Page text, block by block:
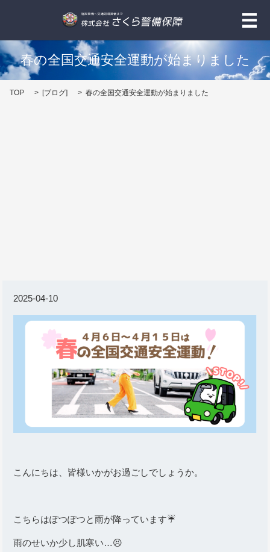
メ
春の全国交通安全運動が始まりました
TOP [ブログ] 春の全国交通安全運動が始まりました
2025-04-10
こんにちは、皆様いかがお過ごしでしょうか。
こちらはぽつぽつと雨が降っています☔
雨のせいか少し肌寒い…😣